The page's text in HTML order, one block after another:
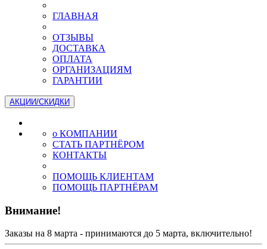
ГЛАВНАЯ
ОТЗЫВЫ
ДОСТАВКА
ОПЛАТА
ОРГАНИЗАЦИЯМ
ГАРАНТИИ
АКЦИИ/СКИДКИ
о КОМПАНИИ
СТАТЬ ПАРТНЁРОМ
КОНТАКТЫ
ПОМОЩЬ КЛИЕНТАМ
ПОМОЩЬ ПАРТНЁРАМ
Внимание!
Заказы на 8 марта - принимаются до 5 марта, включительно!